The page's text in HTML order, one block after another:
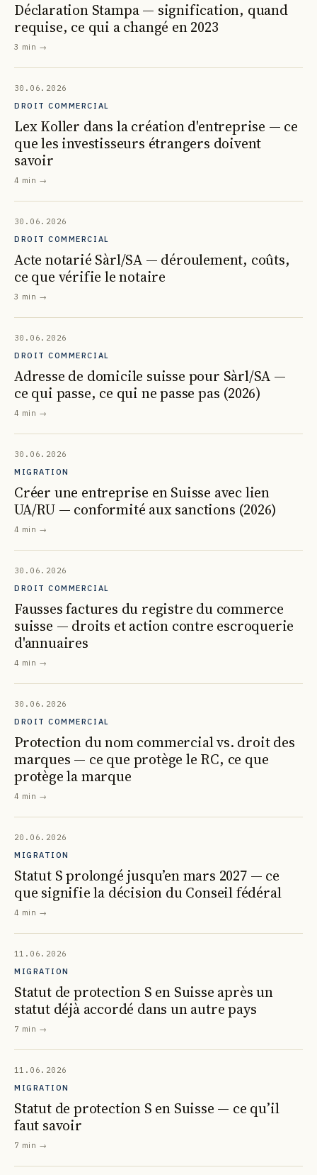
Déclaration Stampa — signification, quand
requise, ce qui a changé en 2023
3 min →
30.06.2026
DROIT COMMERCIAL
Lex Koller dans la création d'entreprise — ce
que les investisseurs étrangers doivent
savoir
4 min →
30.06.2026
DROIT COMMERCIAL
Acte notarié Sàrl/SA — déroulement, coûts,
ce que vérifie le notaire
3 min →
30.06.2026
DROIT COMMERCIAL
Adresse de domicile suisse pour Sàrl/SA —
ce qui passe, ce qui ne passe pas (2026)
4 min →
30.06.2026
MIGRATION
Créer une entreprise en Suisse avec lien
UA/RU — conformité aux sanctions (2026)
4 min →
30.06.2026
DROIT COMMERCIAL
Fausses factures du registre du commerce
suisse — droits et action contre escroquerie
d'annuaires
4 min →
30.06.2026
DROIT COMMERCIAL
Protection du nom commercial vs. droit des
marques — ce que protège le RC, ce que
protège la marque
4 min →
20.06.2026
MIGRATION
Statut S prolongé jusqu’en mars 2027 — ce
que signifie la décision du Conseil fédéral
4 min →
11.06.2026
MIGRATION
Statut de protection S en Suisse après un
statut déjà accordé dans un autre pays
7 min →
11.06.2026
MIGRATION
Statut de protection S en Suisse — ce qu’il
faut savoir
7 min →